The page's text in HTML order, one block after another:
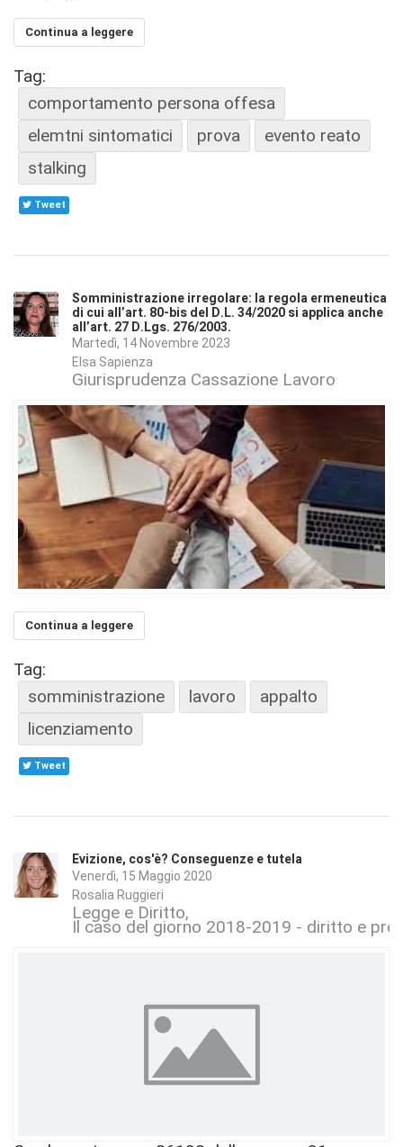
Continua a leggere
Tag:
comportamento persona offesa
elemtni sintomatici
prova
evento reato
stalking
Tweet
Somministrazione irregolare: la regola ermeneutica
di cui all’art. 80-bis del D.L. 34/2020 si applica anche
all’art. 27 D.Lgs. 276/2003.
Martedì, 14 Novembre 2023
Elsa Sapienza
Giurisprudenza Cassazione Lavoro
Continua a leggere
Tag:
somministrazione
lavoro
appalto
licenziamento
Tweet
Evizione, cos'è? Conseguenze e tutela
Venerdì, 15 Maggio 2020
Rosalia Ruggieri
Legge e Diritto
Il caso del giorno 2018-2019 - diritto e